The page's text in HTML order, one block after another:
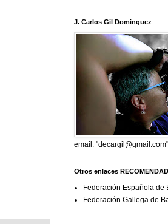
J. Carlos Gil Dominguez
email: "decargil@gmail.com"
Otros enlaces
Federación Española de
Federación Gallega de